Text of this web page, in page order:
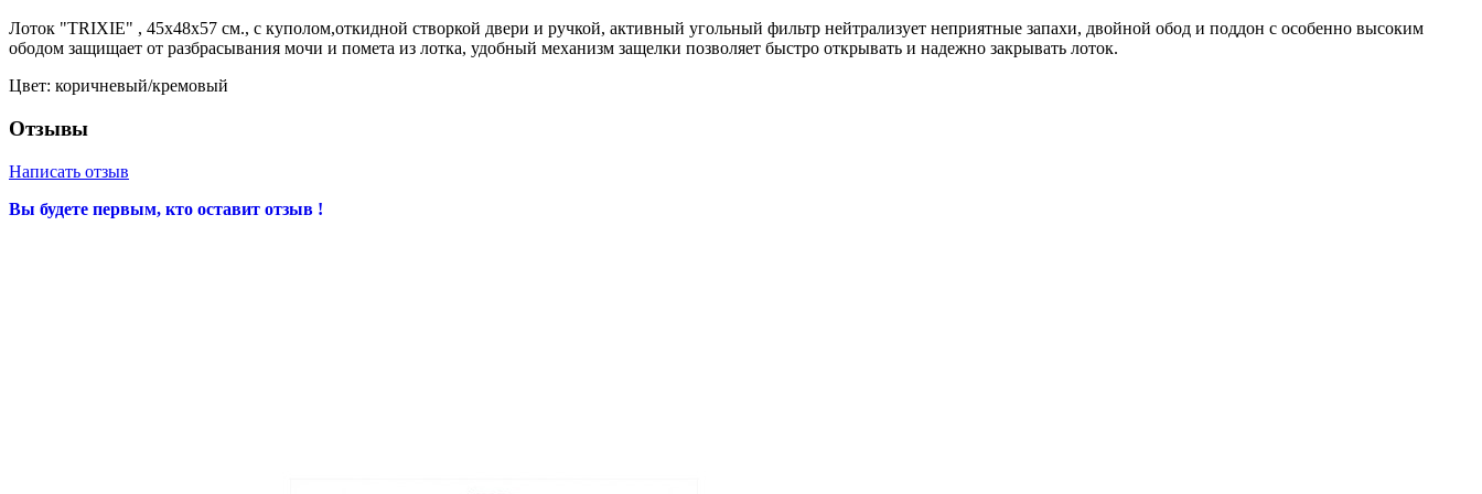
Лоток "TRIXIE" , 45х48х57 см., с куполом,откидной створкой двери и ручкой, активный угольный фильтр нейтрализует неприятные запахи, двойной обод и поддон с особенно высоким
ободом защищает от разбрасывания мочи и помета из лотка, удобный механизм защелки позволяет быстро открывать и надежно закрывать лоток.
Цвет: коричневый/кремовый
Отзывы
Написать отзыв
Вы будете первым, кто оставит отзыв !